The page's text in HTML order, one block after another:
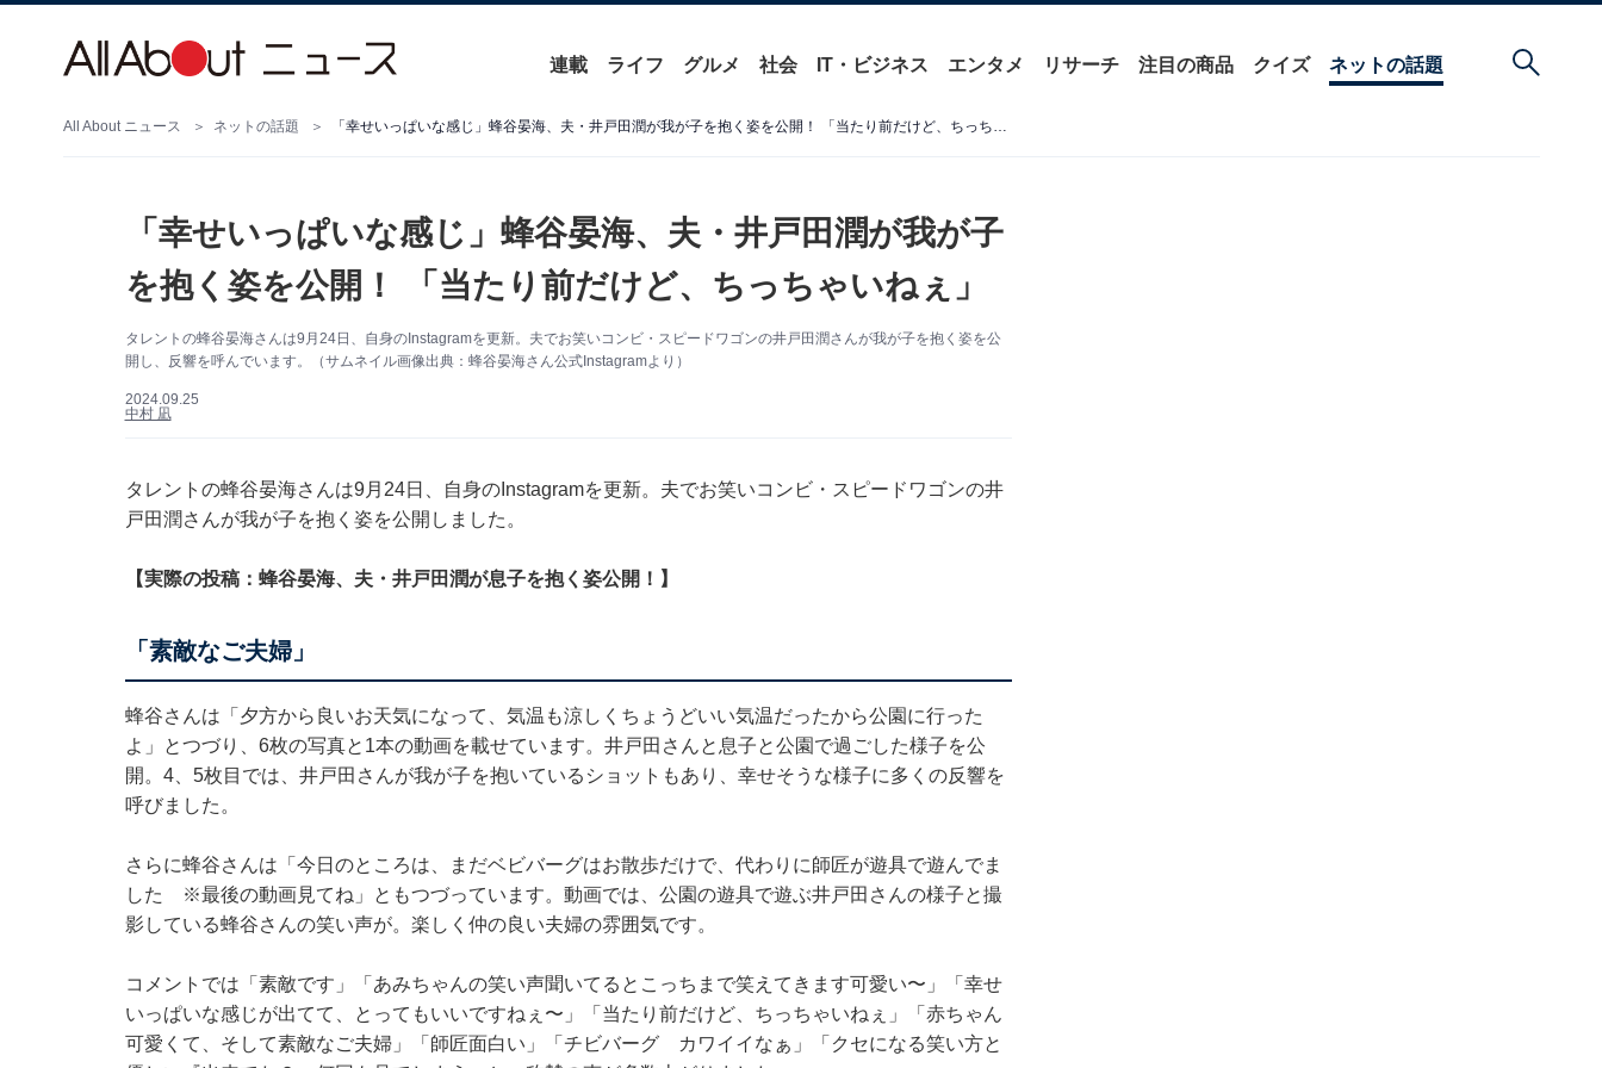
連載 ライフ グルメ 社会 IT・ビジネス エンタメ リサーチ 注目の商品 クイズ ネットの話題
All About ニュース ネットの話題 「幸せいっぱいな感じ」蜂谷晏海、夫・井戸田潤が我が子を抱く姿を公開！ 「当たり前だけど、ちっちゃいねぇ」
「幸せいっぱいな感じ」蜂谷晏海、夫・井戸田潤が我が子
を抱く姿を公開！ 「当たり前だけど、ちっちゃいねぇ」
タレントの蜂谷晏海さんは9月24日、自身のInstagramを更新。夫でお笑いコンビ・スピードワゴンの井戸田潤さんが我が子を抱く姿を公
開し、反響を呼んでいます。（サムネイル画像出典：蜂谷晏海さん公式Instagramより）
2024.09.25
中村 凪
タレントの蜂谷晏海さんは9月24日、自身のInstagramを更新。夫でお笑いコンビ・スピードワゴンの井
戸田潤さんが我が子を抱く姿を公開しました。
【実際の投稿：蜂谷晏海、夫・井戸田潤が息子を抱く姿公開！】
「素敵なご夫婦」
蜂谷さんは「夕方から良いお天気になって、気温も涼しくちょうどいい気温だったから公園に行った
よ」とつづり、6枚の写真と1本の動画を載せています。井戸田さんと息子と公園で過ごした様子を公
開。4、5枚目では、井戸田さんが我が子を抱いているショットもあり、幸せそうな様子に多くの反響を
呼びました。
さらに蜂谷さんは「今日のところは、まだベビバーグはお散歩だけで、代わりに師匠が遊具で遊んでま
した ※最後の動画見てね」ともつづっています。動画では、公園の遊具で遊ぶ井戸田さんの様子と撮
影している蜂谷さんの笑い声が。楽しく仲の良い夫婦の雰囲気です。
コメントでは「素敵です」「あみちゃんの笑い声聞いてるとこっちまで笑えてきます可愛い〜」「幸せ
いっぱいな感じが出てて、とってもいいですねぇ〜」「当たり前だけど、ちっちゃいねぇ」「赤ちゃん
可愛くて、そして素敵なご夫婦」「師匠面白い」「チビバーグ カワイイなぁ」「クセになる笑い方と